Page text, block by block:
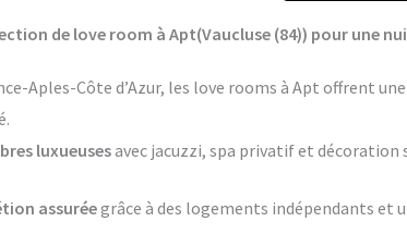
de love room à Apt(Vaucluse (84)) pour une
Aples-Côte d’Azur, les love rooms à Apt offrent
luxueusesavec jacuzzi, spa privatif et décoration
assuréegrâce à des logements indépendants et